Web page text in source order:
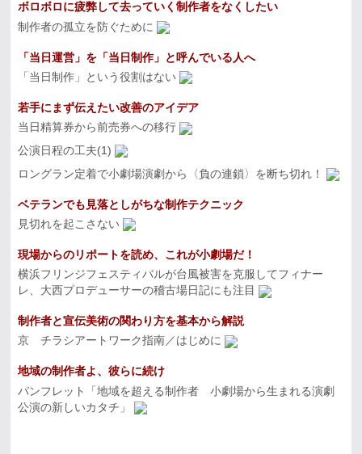
ボロボロに疲弊して去っていく制作者をなくしたい
制作者の孤立を防ぐために
「当日運営」を「当日制作」と呼んでいる人へ
「当日制作」という役割はない
若手にまず伝えたい改善のアイデア
当日精算券から前売券への移行
公演日程の工夫(1)
ロングラン定着で小劇場演劇から〈負の連鎖〉を断ち切れ！
ベテランでも見落としがちな制作テクニック
見切れを起こさない
現場からのリポートを読め、これが小劇場だ！
横浜フリンジフェスティバルが台風被害を克服してフィナー
レ、大西プロデューサーの稽古場日記にも注目
制作者と宣伝美術の関わり方を基本から解説
京 チラシアートワーク指南／はじめに
地域の制作者よ、彼らに続け
パンフレット「地域を超える制作者 小劇場から生まれる演劇
公演の新しいカタチ」